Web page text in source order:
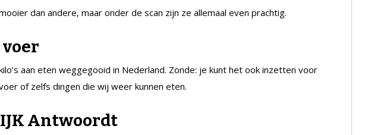
dan andere, maar onder de scan zijn ze allemaal even prachtig.
aan eten weggegooid in Nederland. Zonde: je kunt het ook inzetten voor
of zelfs dingen die wij weer kunnen eten.
Antwoordt